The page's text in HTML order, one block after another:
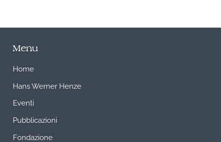
Menu
Home
Hans Werner Henze
Eventi
Pubblicazioni
Fondazione